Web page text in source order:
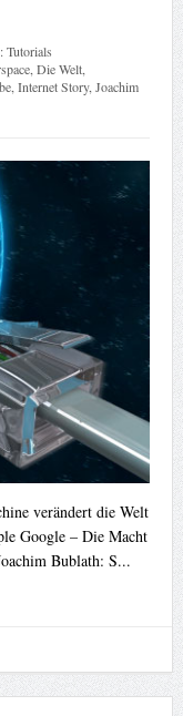
Tutorials
, Die Welt,
, Internet Story, Joachim
verändert die Welt
Google – Die Macht
Bublath: S...